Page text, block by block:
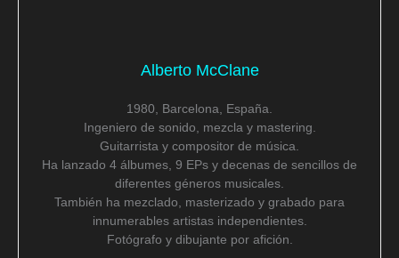
Alberto McClane
1980, Barcelona, España.
Ingeniero de sonido, mezcla y mastering.
Guitarrista y compositor de música.
Ha lanzado 4 álbumes, 9 EPs y decenas de sencillos de
diferentes géneros musicales.
También ha mezclado, masterizado y grabado para
innumerables artistas independientes.
Fotógrafo y dibujante por afición.